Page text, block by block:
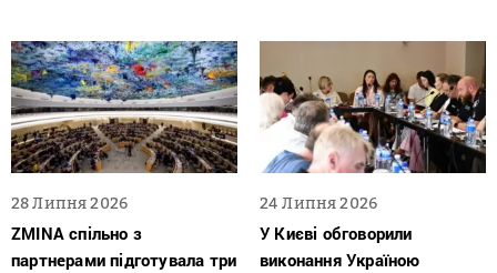
28 Липня 2026
ZMINA спільно з
партнерами підготувала три
24 Липня 2026
У Києві обговорили
виконання Україною